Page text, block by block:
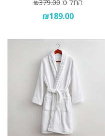
החל מ ₪379.00
₪189.00